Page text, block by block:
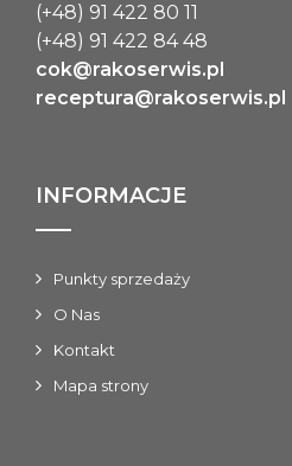
(+48) 91 422 80 11
(+48) 91 422 84 48
cok@rakoserwis.pl
receptura@rakoserwis.pl
INFORMACJE
Punkty sprzedaży
O Nas
Kontakt
Mapa strony